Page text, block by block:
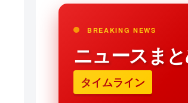
BREAKING NEWS
ニュースま
タイムライン